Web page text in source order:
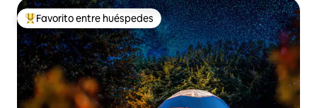
Favorito entre huéspedes preferido
Favorito entre huéspedes